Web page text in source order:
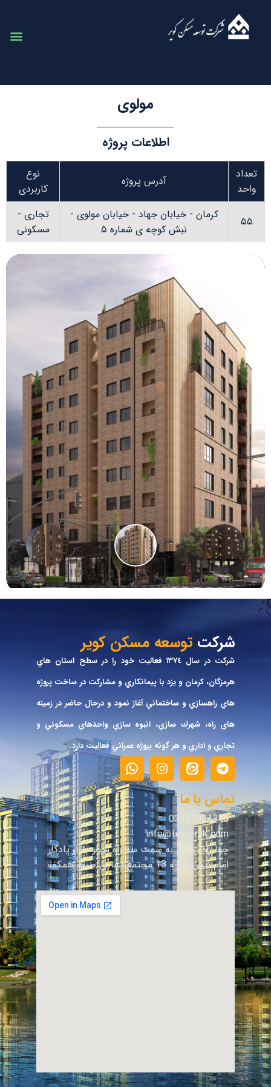
مولوی
اطلاعات پروژه
تعداد
واحد
آدرس پروژه
نوع
کاربردی
۵۵
کرمان - خیابان جهاد - خیابان مولوی -
نبش کوچه ی شماره ۵
تجاری -
مسکونی
شرکت توسعه مسکن کویر
شركت در سال ١٣٧٤ فعاليت خود را در سطح استان هاي
هرمزگان، كرمان و يزد با پيمانكاري و مشاركت در ساخت پروژه
هاي راهسازي و ساختماني آغاز نمود و درحال حاضر در زمينه
هاي راه، شهرك سازي، انبوه سازي واحدهاي مسكوني و
تجاري و اداري و هر گونه پروژه عمراني فعاليت دارد.
تماس با ما
03491034340
info@tose-mk.com
چهارراه نیکزاد به سمت سه راه سیلو بلوار یادگار
امام نبش کوچه 13 مجتمع الماس طبقه همکف